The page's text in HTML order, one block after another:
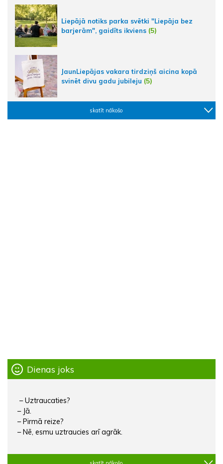
Liepājā notiks parka svētki "Liepāja bez
barjerām", gaidīts ikviens (5)
JaunLiepājas vakara tirdziņš aicina kopā
svinēt divu gadu jubileju (5)
skatīt nākošo
Dienas joks
– Uztraucaties?
– Jā.
– Pirmā reize?
– Nē, esmu uztraucies arī agrāk.